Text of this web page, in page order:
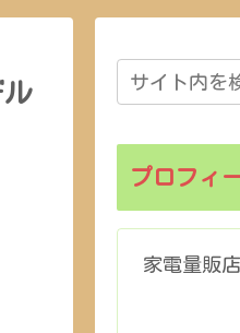
プロフィ
家電量販